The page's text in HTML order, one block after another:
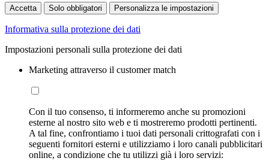
Accetta Solo obbligatori Personalizza le impostazioni
Informativa sulla protezione dei dati
Impostazioni personali sulla protezione dei dati
Marketing attraverso il customer match
Con il tuo consenso, ti informeremo anche su promozioni
esterne al nostro sito web e ti mostreremo prodotti pertinenti.
A tal fine, confrontiamo i tuoi dati personali crittografati con i
seguenti fornitori esterni e utilizziamo i loro canali pubblicitari
online, a condizione che tu utilizzi già i loro servizi: